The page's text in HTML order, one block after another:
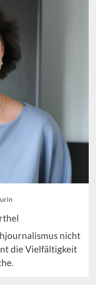
nicht
die Vielfältigkeit